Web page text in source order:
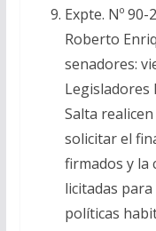
Expte. Nº
Roberto
senadores:
Legisladores
Salta
solicitar el
firmados y la
licitadas
políticas